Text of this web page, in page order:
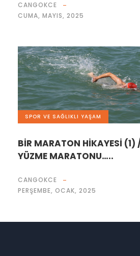
CANGOKCE
CUMA, MAYIS, 2025
SPOR VE SAĞLIKLI YAŞAM
BİR MARATON HİKAYESİ
YÜZME MARATONU…..
CANGOKCE
PERŞEMBE, OCAK, 2025